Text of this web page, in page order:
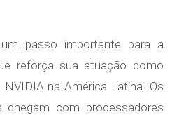
passo importante para a
reforça sua atuação como
na América Latina. Os
com processadores